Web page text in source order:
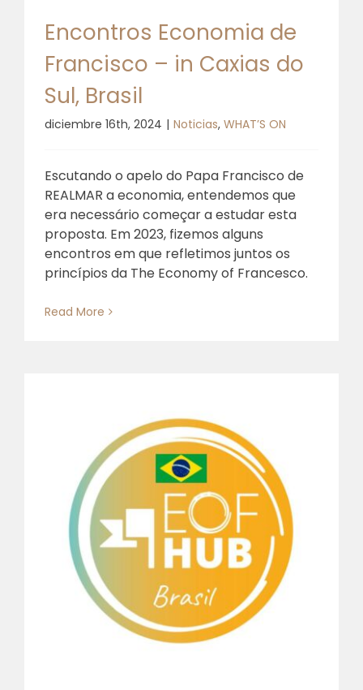
Encontros Economia de
Francisco – in Caxias do
Sul, Brasil
diciembre 16th, 2024 | Noticias, WHAT’S ON
Escutando o apelo do Papa Francisco de
REALMAR a economia, entendemos que
era necessário começar a estudar esta
proposta. Em 2023, fizemos alguns
encontros em que refletimos juntos os
princípios da The Economy of Francesco.
Read More